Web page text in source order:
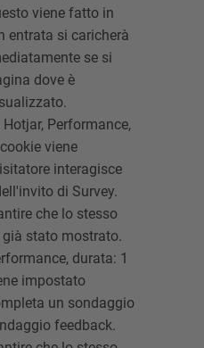
viene fatto in
entrata si caricherà
se si
dove è
Hotjar, Performance,
viene
interagisce
di Survey.
che lo stesso
stato mostrato.
durata: 1
impostato
un sondaggio
feedback.